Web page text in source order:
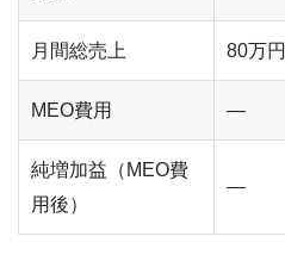
月間総売上 80万円
MEO費用 —
純増加益（MEO費
用後）
—